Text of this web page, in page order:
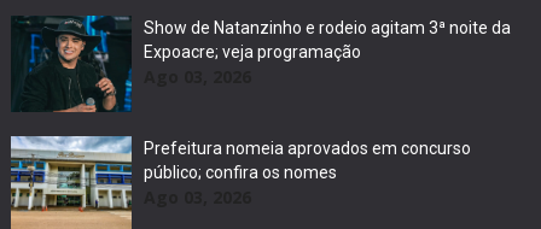
Show de Natanzinho e rodeio agitam 3ª noite da
Expoacre; veja programação
Prefeitura nomeia aprovados em concurso
público; confira os nomes